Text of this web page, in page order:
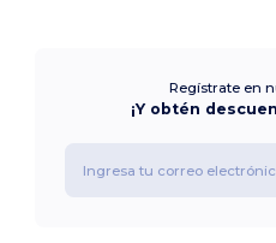
Regístrate en
¡Y obtén